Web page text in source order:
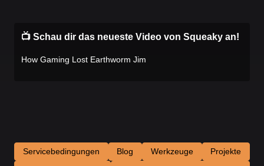
📺 Schau dir das neueste Video von Squeaky an!
How Gaming Lost Earthworm Jim
Servicebedingungen Blog Werkzeuge
Projekte